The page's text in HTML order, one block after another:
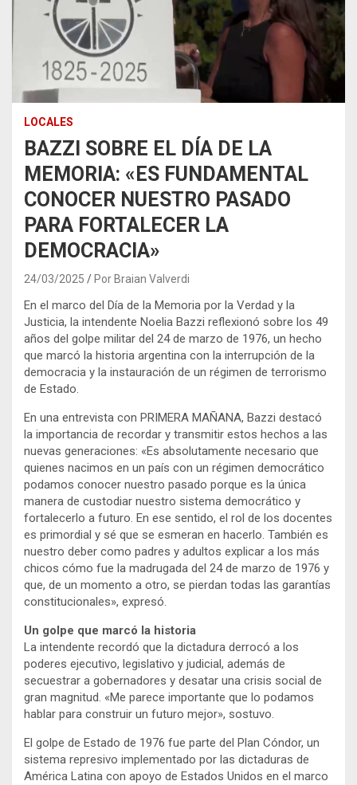
LOCALES
BAZZI SOBRE EL DÍA DE LA
MEMORIA: «ES FUNDAMENTAL
CONOCER NUESTRO PASADO
PARA FORTALECER LA
DEMOCRACIA»
24/03/2025 Por Braian Valverdi
En el marco del Día de la Memoria por la Verdad y la
Justicia, la intendente Noelia Bazzi reflexionó sobre los 49
años del golpe militar del 24 de marzo de 1976, un hecho
que marcó la historia argentina con la interrupción de la
democracia y la instauración de un régimen de terrorismo
de Estado.
En una entrevista con PRIMERA MAÑANA, Bazzi destacó
la importancia de recordar y transmitir estos hechos a las
nuevas generaciones: «Es absolutamente necesario que
quienes nacimos en un país con un régimen democrático
podamos conocer nuestro pasado porque es la única
manera de custodiar nuestro sistema democrático y
fortalecerlo a futuro. En ese sentido, el rol de los docentes
es primordial y sé que se esmeran en hacerlo. También es
nuestro deber como padres y adultos explicar a los más
chicos cómo fue la madrugada del 24 de marzo de 1976 y
que, de un momento a otro, se pierdan todas las garantías
constitucionales», expresó.
Un golpe que marcó la historia
La intendente recordó que la dictadura derrocó a los
poderes ejecutivo, legislativo y judicial, además de
secuestrar a gobernadores y desatar una crisis social de
gran magnitud. «Me parece importante que lo podamos
hablar para construir un futuro mejor», sostuvo.
El golpe de Estado de 1976 fue parte del Plan Cóndor, un
sistema represivo implementado por las dictaduras de
América Latina con apoyo de Estados Unidos en el marco